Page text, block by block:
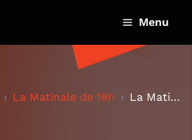
Menu
La Matinale de 19h La Matinale du 10/06/15 - MC Lemardeley et OneTwoT...